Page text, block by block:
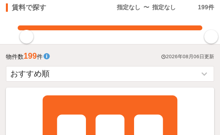
賃料で探す 指定なし 〜 指定なし 199件
物件数199件 2026年08月06日更新